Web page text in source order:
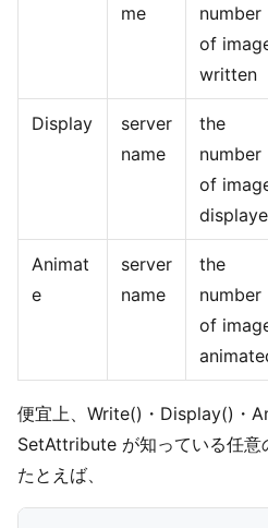
me
number
of
written
Display
server
name
the
number
of
Animat
e
server
name
the
number
of
便宜上、Write()・Display()・
SetAttribute が知っている任意
たとえば、